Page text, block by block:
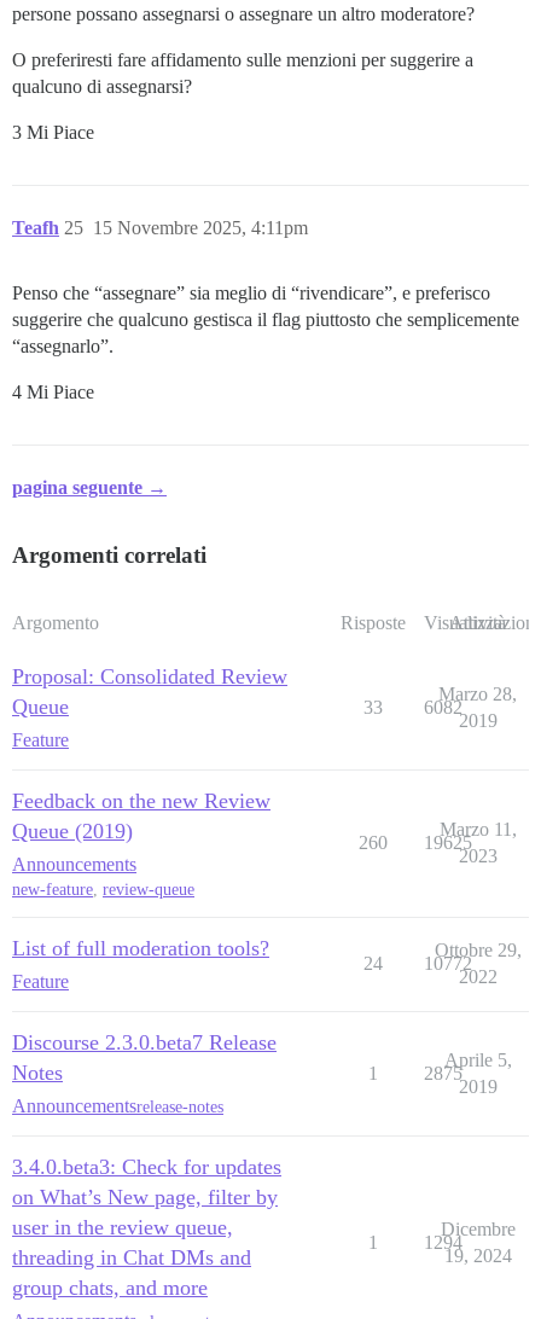
persone possano assegnarsi o assegnare un altro moderatore?
O preferiresti fare affidamento sulle menzioni per suggerire a
qualcuno di assegnarsi?
3 Mi Piace
Teafh 15 Novembre 2025, 4:11pm
25
Penso che “assegnare” sia meglio di “rivendicare”, e preferisco
suggerire che qualcuno gestisca il flag piuttosto che semplicemente
“assegnarlo”.
4 Mi Piace
pagina seguente →
Argomenti correlati
Argomento Risposte Visualizzazioni
Attività
Proposal: Consolidated Review
Queue
Feature
33 6082
Marzo 28,
2019
Feedback on the new Review
Queue (2019)
Announcements
new-feature, review-queue
260 19625
Marzo 11,
2023
List of full moderation tools?
Feature
24 10772
Ottobre 29,
2022
Discourse 2.3.0.beta7 Release
Notes
Announcementsrelease-notes
1 2875
Aprile 5,
2019
3.4.0.beta3: Check for updates
on What’s New page, filter by
user in the review queue,
threading in Chat DMs and
group chats, and more
1 1294
Dicembre
19, 2024